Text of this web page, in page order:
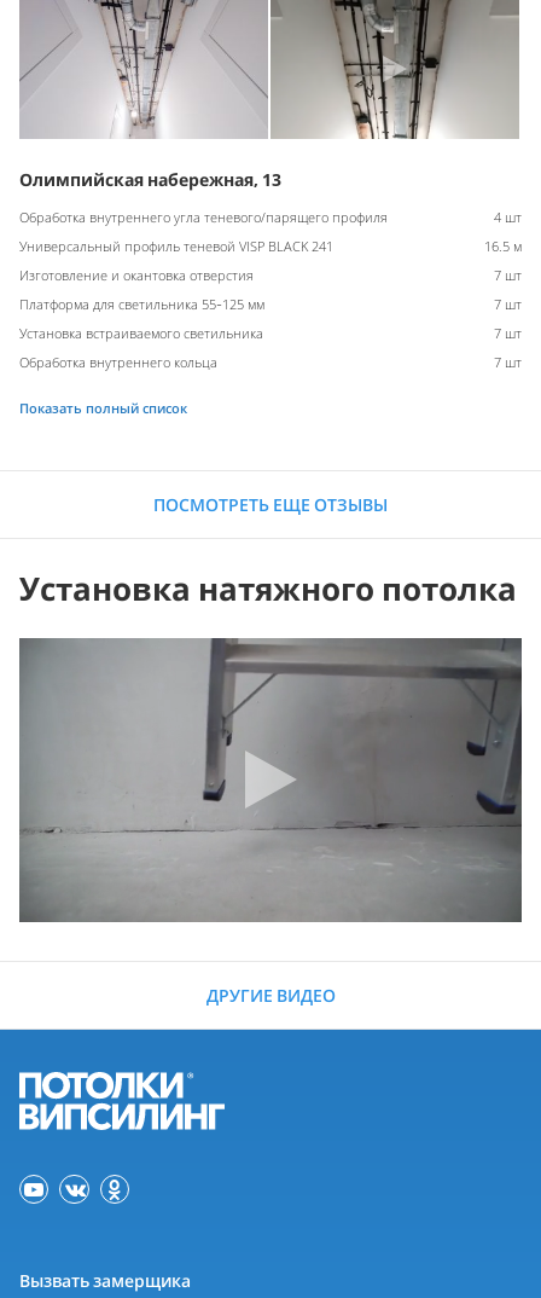
Олимпийская набережная, 13
Обработка внутреннего угла теневого/парящего профиля
4 шт
Универсальный профиль теневой VISP BLACK 241
16.5 м
Изготовление и окантовка отверстия
7 шт
Платформа для светильника 55-125 мм
7 шт
Установка встраиваемого светильника
7 шт
Обработка внутреннего кольца
7 шт
Показать полный список
ПОСМОТРЕТЬ ЕЩЕ ОТЗЫВЫ
Установка натяжного потолка
ДРУГИЕ ВИДЕО
Вызвать замерщика